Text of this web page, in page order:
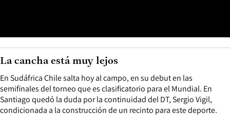
En Sudáfrica Chile salta hoy al campo, en su debut en las
semifinales del torneo que es clasificatorio para el Mundial. En
Santiago quedó la duda por la continuidad del DT, Sergio Vigil,
condicionada a la construcción de un recinto para este deporte.
La cancha está muy lejos